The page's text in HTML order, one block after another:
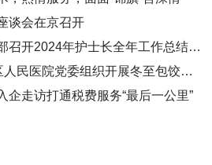
谈会在京召开
召开2024年护士长全年工作总结汇
民医院党委组织开展冬至包饺子
企走访打通税费服务“最后一公里”